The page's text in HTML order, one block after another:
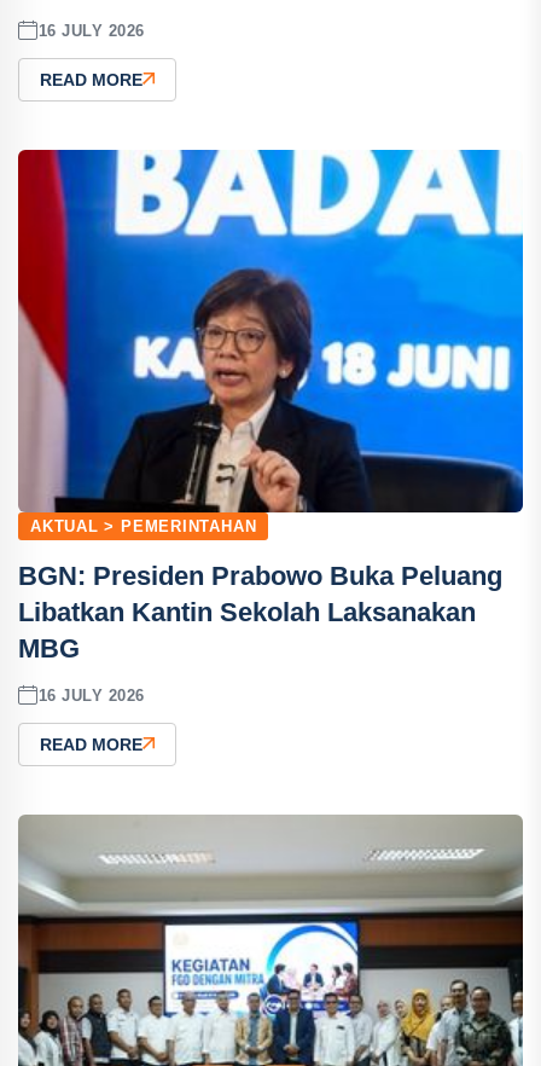
16 JULY 2026
READ MORE
AKTUAL > PEMERINTAHAN
BGN: Presiden Prabowo Buka Peluang
Libatkan Kantin Sekolah Laksanakan
MBG
16 JULY 2026
READ MORE